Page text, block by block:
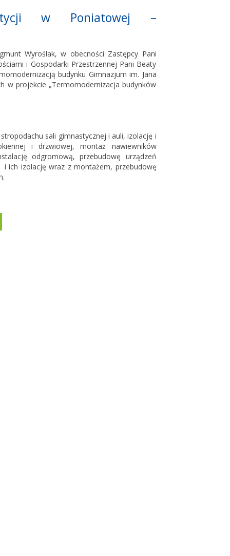
w Poniatowej –
Wyroślak, w obecności Zastępcy Pani
i Gospodarki Przestrzennej Pani Beaty
budynku Gimnazjum im. Jana
w projekcie „Termomodernizacja budynków
sali gimnastycznej i auli, izolację i
i drzwiowej, montaż nawiewników
odgromową, przebudowę urządzeń
ich izolację wraz z montażem, przebudowę